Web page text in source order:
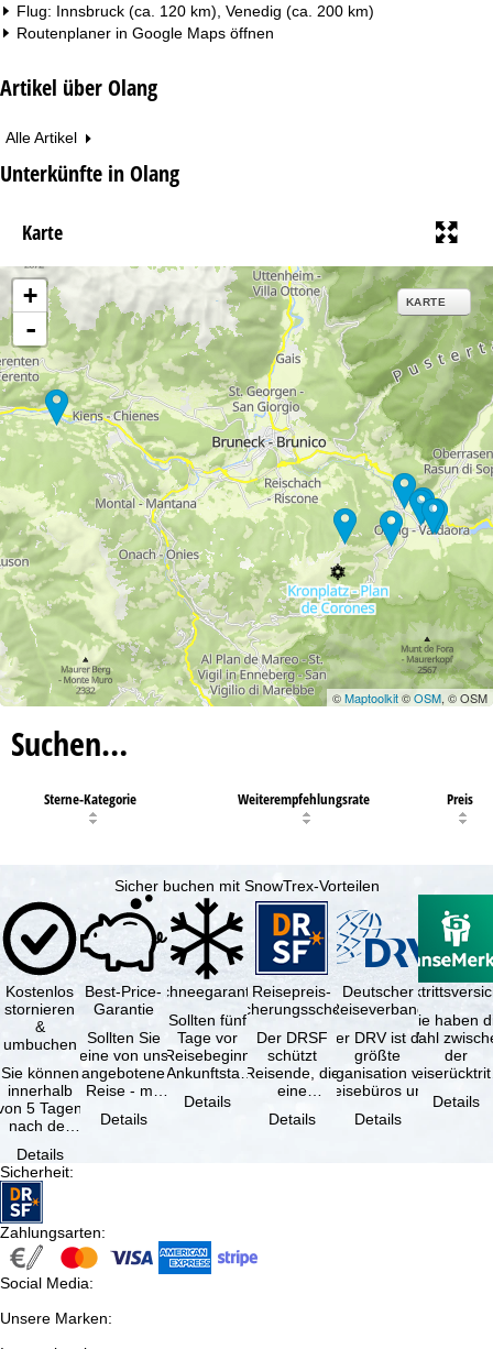
Flug: Innsbruck (ca. 120 km), Venedig (ca. 200 km)
Routenplaner in Google Maps öffnen
Artikel über Olang
Alle Artikel
Unterkünfte in Olang
Karte
+
-
KARTE
©Maptoolkit©OSM, © OSM
Suchen…
Sterne-Kategorie Weiterempfehlungsrate Preis
Sicher buchen mit SnowTrex-Vorteilen
Kostenlos
stornieren
&
umbuchen
Sie können
innerhalb
5 Tagen
nach der
kostenfrei
…
Details
Best-Price-
Garantie
Sollten Sie
eine von uns
angebotene
Reise - mit
Leistung und
Details
Schneegarantie
Sollten fünf
Tage vor
Reisebeginn
(Ankunftstag)
aufgrund von
Schneemangel
Details
Reisepreis-
Sicherungsschein
Der DRSF
schützt
Reisende, die
eine
oder
Details
Deutscher
Reiseverband
Der DRV ist die
größte
Organisation von
Reisebüros und
Reiseveranstaltern
in …
Details
Sie haben
Wahl
der
(inklusive
Details
Sicherheit:
Zahlungsarten:
Social Media:
Unsere Marken: